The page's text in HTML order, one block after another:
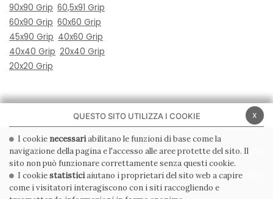
90x90 Grip 60,5x91 Grip
60x90 Grip 60x60 Grip
45x90 Grip 40x60 Grip
40x40 Grip 20x40 Grip
20x20 Grip
PRIVACY POLICY COOKIE POLICY
CONDIZIONI GENERALI WHISTLEBLOWING
x
QUESTO SITO UTILIZZA I COOKIE
I cookie necessariabilitano le funzioni di base come la
navigazione della pagina e l'accesso alle aree protette del sito. Il
sito non può funzionare correttamente senza questi cookie.
I cookiestatisticiaiutano i proprietari del sito web a capire
come i visitatori interagiscono con i siti raccogliendo e